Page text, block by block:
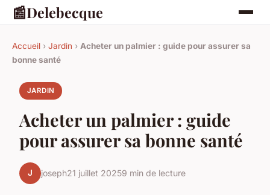
📰Delebecque
Accueil › Jardin › Acheter un palmier : guide pour assurer sa
bonne santé
JARDIN
Acheter un palmier : guide
pour assurer sa bonne santé
J joseph21 juillet 20259 min de lecture